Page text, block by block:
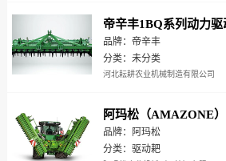
帝辛丰1BQ系列动力驱
品牌：帝辛丰
分类：未分类
河北耘耕农业机械制造有限公司
阿玛松（AMAZONE
品牌：阿玛松
分类：驱动耙